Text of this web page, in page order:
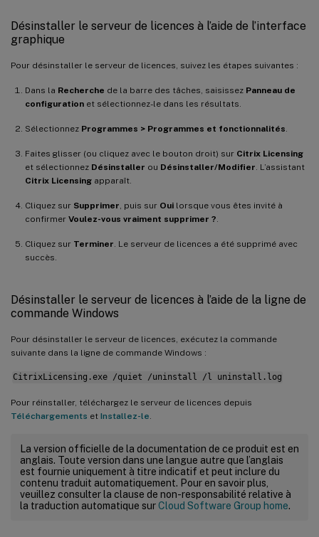
Désinstaller le serveur de licences à l’aide de l’interface
graphique
Pour désinstaller le serveur de licences, suivez les étapes suivantes :
Dans la Recherche de la barre des tâches, saisissez Panneau de
configuration et sélectionnez-le dans les résultats.
Sélectionnez Programmes > Programmes et fonctionnalités
Faites glisser (ou cliquez avec le bouton droit) sur Citrix Licensing
et sélectionnez Désinstaller ou Désinstaller/Modifier . L’assistant
Citrix Licensing apparaît.
Cliquez sur Supprimer , puis sur Oui lorsque vous êtes invité à
confirmer Voulez-vous vraiment supprimer ?
Cliquez sur Terminer . Le serveur de licences a été supprimé avec
succès.
Désinstaller le serveur de licences à l’aide de la ligne de
commande Windows
Pour désinstaller le serveur de licences, exécutez la commande
suivante dans la ligne de commande Windows :
CitrixLicensing.exe /quiet /uninstall /l uninstall.log
Pour réinstaller, téléchargez le serveur de licences depuis
Téléchargements et Installez-le
La version officielle de la documentation de ce produit est en
anglais. Toute version dans une langue autre que l’anglais
est fournie uniquement à titre indicatif et peut inclure du
contenu traduit automatiquement. Pour en savoir plus,
veuillez consulter la clause de non-responsabilité relative à
la traduction automatique surCloud Software Group home.